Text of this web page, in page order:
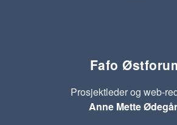
Fafo
Prosjektleder og web-
Anne Mette